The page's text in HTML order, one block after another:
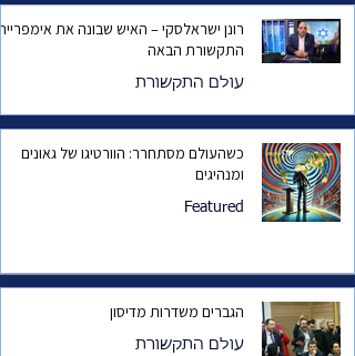
רונן ישראלסקי – האיש שבונה את
התקשורת הבאה
עולם התקשורת
כשהעולם מסתחרר: הוורטיגו של גאונים
ומנהיגים
Featured
הגברים משדרות מדיסון
עולם התקשורת